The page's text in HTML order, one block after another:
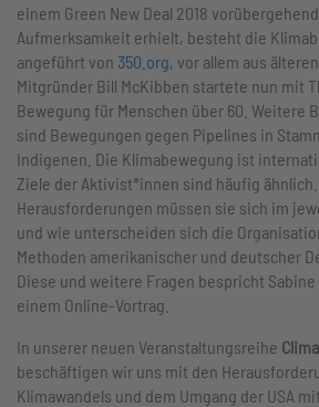
einem Green New Deal 2018
Aufmerksamkeit erhielt, besteht die
angeführt von 350.org, vor allem aus
Mitgründer Bill McKibben startete nun mit
Bewegung für Menschen über 60. Weitere
sind Bewegungen gegen Pipelines in
Indigenen. Die Klimabewegung ist
Ziele der Aktivist*innen sind häufig
Herausforderungen müssen sie sich im
und wie unterscheiden sich die
Methoden amerikanischer und deutscher
Diese und weitere Fragen bespricht Sabine
einem Online-Vortrag.
In unserer neuen Veranstaltungsreihe
beschäftigen wir uns mit den
Klimawandels und dem Umgang der USA mit